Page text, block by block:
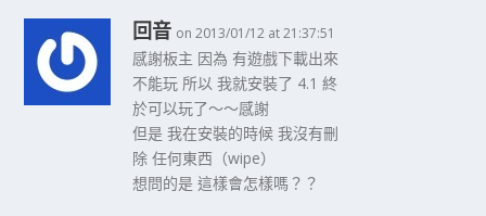
回音 on 2013/01/12 at 21:37:51
感謝板主 因為 有遊戲下載出來
不能玩 所以 我就安裝了 4.1 終
於可以玩了～～感謝
但是 我在安裝的時候 我沒有刪
除 任何東西（wipe）
想問的是 這樣會怎樣嗎？？